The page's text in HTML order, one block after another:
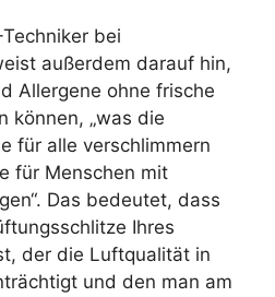
bei
außerdem darauf hin,
Allergene ohne frische
können, „was die
für alle verschlimmern
für Menschen mit
Das bedeutet, dass
Ihres
der die Luftqualität in
und den man am